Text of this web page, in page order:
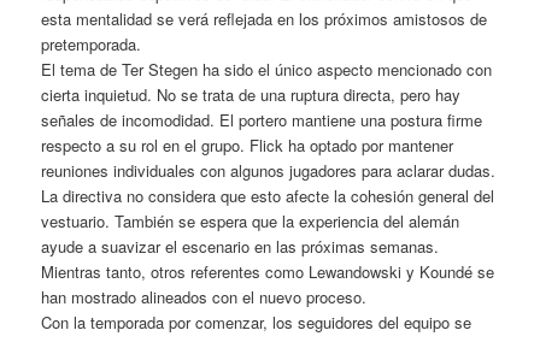
esta mentalidad se verá reflejada en los próximos amistosos de
pretemporada.
El tema de Ter Stegen ha sido el único aspecto mencionado con
cierta inquietud. No se trata de una ruptura directa, pero hay
señales de incomodidad. El portero mantiene una postura firme
respecto a su rol en el grupo. Flick ha optado por mantener
reuniones individuales con algunos jugadores para aclarar dudas.
La directiva no considera que esto afecte la cohesión general del
vestuario. También se espera que la experiencia del alemán
ayude a suavizar el escenario en las próximas semanas.
Mientras tanto, otros referentes como Lewandowski y Koundé se
han mostrado alineados con el nuevo proceso.
Con la temporada por comenzar, los seguidores del equipo se